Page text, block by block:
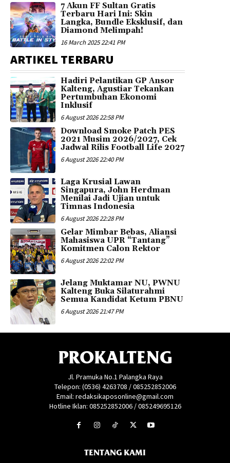
7 Akun FF Sultan Gratis
Terbaru Hari Ini: Skin
Langka, Bundle Eksklusif, dan
Diamond Melimpah!
16 March 2025 22:41 PM
ARTIKEL TERBARU
Hadiri Pelantikan GP Ansor
Kalteng, Agustiar Tekankan
Pertumbuhan Ekonomi
Inklusif
6 August 2026 22:58 PM
Download Smoke Patch PES
2021 Musim 2026/2027, Cek
Jadwal Rilis Football Life 2027
6 August 2026 22:40 PM
Laga Krusial Lawan
Singapura, John Herdman
Menilai Jadi Ujian untuk
Timnas Indonesia
6 August 2026 22:28 PM
Gelar Mimbar Bebas, Aliansi
Mahasiswa UPR “Tantang”
Komitmen Calon Rektor
6 August 2026 22:02 PM
Jelang Muktamar NU, PWNU
Kalteng Buka Silaturahmi
Semua Kandidat Ketum PBNU
6 August 2026 21:47 PM
PROKALTENG
Jl. Pramuka No.1 Palangka Raya
Telepon: (0536) 4263708 / 085252852006
Email: redaksikaposonline@gmail.com
Hotline Iklan: 085252852006 / 085249695126
TENTANG KAMI